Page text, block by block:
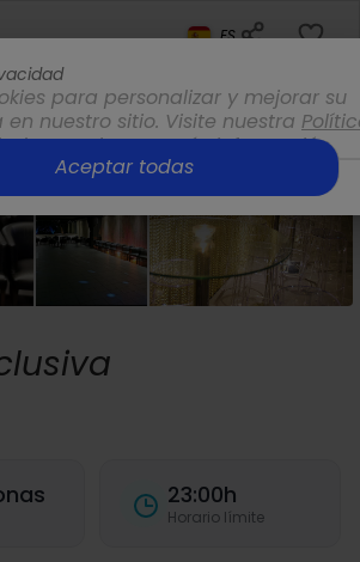
ES
23:00h
Horario límite
para personalizar y mejorar su
en nuestro sitio. Visite nuestra
para obtener más información.
Opciones
Aceptar todas